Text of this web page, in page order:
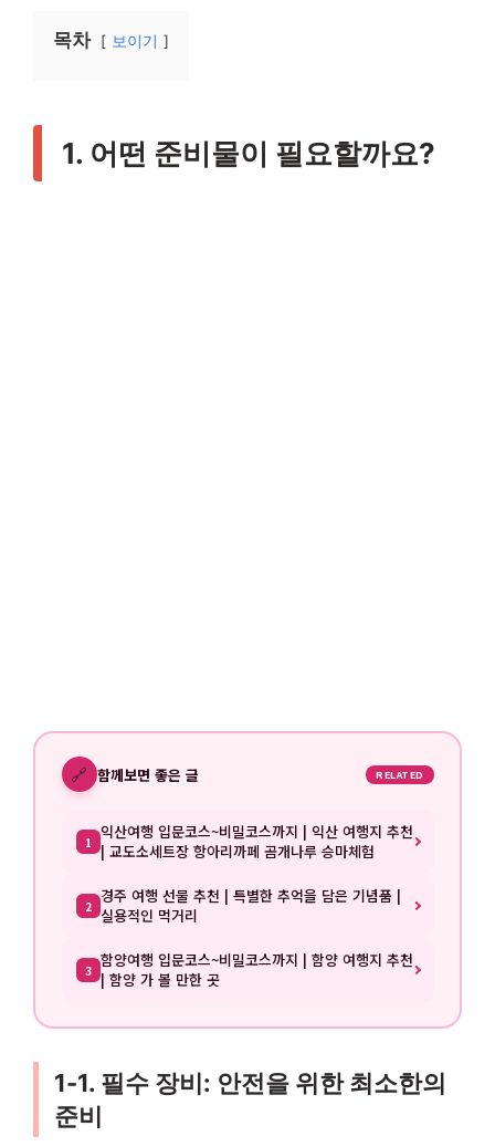
목차 보이기
1. 어떤 준비물이 필요할까요?
🔗 함께보면 좋은 글 RELATED
1 익산여행 입문코스~비밀코스까지 | 익산 여행지 추천
| 교도소세트장 항아리까페 곰개나루 승마체험
2 경주 여행 선물 추천 | 특별한 추억을 담은 기념품 |
실용적인 먹거리
3 함양여행 입문코스~비밀코스까지 | 함양 여행지 추천
| 함양 가 볼 만한 곳
1-1. 필수 장비: 안전을 위한 최소한의
준비